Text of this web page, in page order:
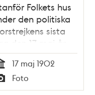
Folkets hus
den politiska
sista
den 17 maj år
17 maj 1902
Foto